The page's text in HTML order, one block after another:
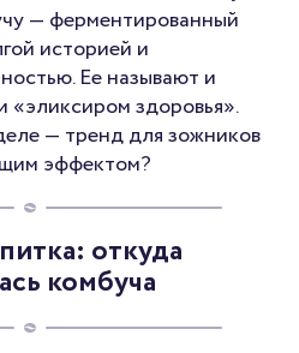
— ферментированный
историей и
Ее называют и
здоровья».
— тренд для зожников
эффектом?
откуда
комбуча